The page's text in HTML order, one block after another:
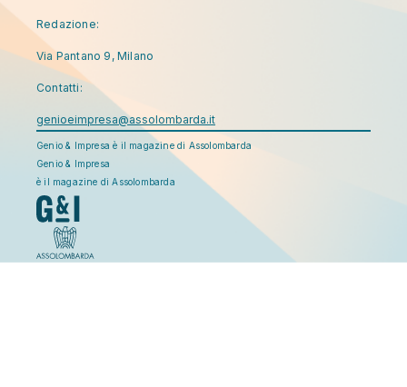
Redazione:
Via Pantano 9, Milano
Contatti:
genioeimpresa@assolombarda.it
Genio & Impresa è il magazine di Assolombarda
Genio & Impresa
è il magazine di Assolombarda